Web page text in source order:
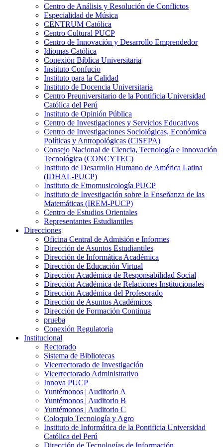
Centro de Análisis y Resolución de Conflictos
Especialidad de Música
CENTRUM Católica
Centro Cultural PUCP
Centro de Innovación y Desarrollo Emprendedor
Idiomas Católica
Conexión Bíblica Universitaria
Instituto Confucio
Instituto para la Calidad
Instituto de Docencia Universitaria
Centro Preuniversitario de la Pontificia Universidad
Católica del Perú
Instituto de Opinión Pública
Centro de Investigaciones y Servicios Educativos
Centro de Investigaciones Sociológicas, Económica
Políticas y Antropológicas (CISEPA)
Consejo Nacional de Ciencia, Tecnología e Innovación
Tecnológica (CONCYTEC)
Instituto de Desarrollo Humano de América Latina
(IDHAL-PUCP)
Instituto de Etnomusicología PUCP
Instituto de Investigación sobre la Enseñanza de las
Matemáticas (IREM-PUCP)
Centro de Estudios Orientales
Representantes Estudiantiles
Direcciones
Oficina Central de Admisión e Informes
Dirección de Asuntos Estudiantiles
Dirección de Informática Académica
Dirección de Educación Virtual
Dirección Académica de Responsabilidad Social
Dirección Académica de Relaciones Institucionales
Dirección Académica del Profesorado
Dirección de Asuntos Académicos
Dirección de Formación Continua
prueba
Conexión Regulatoria
Institucional
Rectorado
Sistema de Bibliotecas
Vicerrectorado de Investigación
Vicerrectorado Administrativo
Innova PUCP
Yuntémonos | Auditorio A
Yuntémonos | Auditorio B
Yuntémonos | Auditorio C
Coloquio Tecnología y Agro
Instituto de Informática de la Pontificia Universidad
Católica del Perú
Dirección de Tecnologías de Información